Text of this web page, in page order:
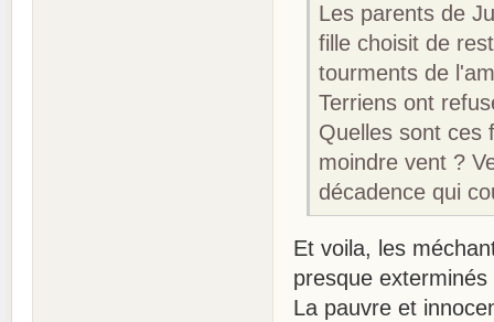
Les parents de
fille choisit de
tourments de
Terriens ont
Quelles sont ces
moindre vent ?
décadence qui
Et voila, les
presque
La pauvre et